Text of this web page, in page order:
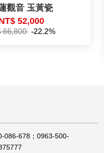
觀音 玉黃瓷
52,000
66,800 -22.2%
086-678；0963-500-